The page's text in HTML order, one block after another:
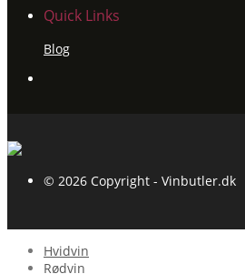
Quick Links
Blog
© 2026 Copyright - Vinbutler.dk
Hvidvin
Rødvin